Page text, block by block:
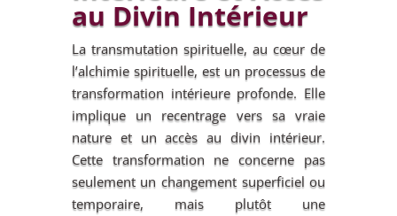
au Divin Intérieur
La transmutation spirituelle, au cœur de
l’alchimie spirituelle, est un processus de
transformation intérieure profonde. Elle
implique un recentrage vers sa vraie
nature et un accès au divin intérieur.
Cette transformation ne concerne pas
seulement un changement superficiel ou
temporaire, mais plutôt une